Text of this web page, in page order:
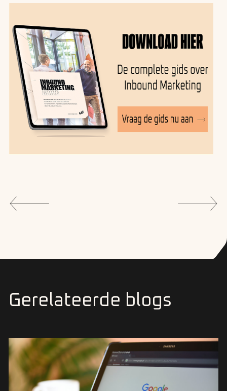
Gerelateerde blogs